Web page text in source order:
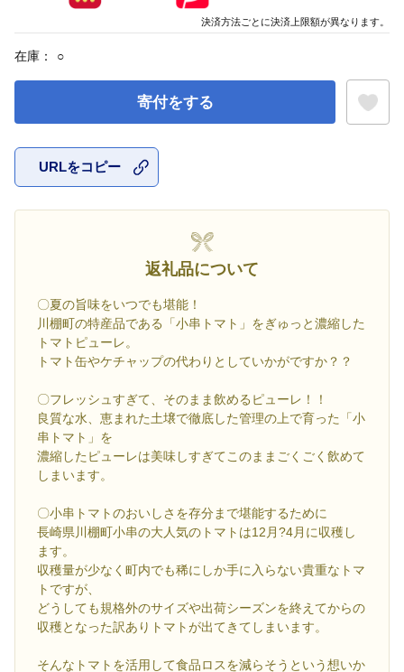
在庫： ○
寄付をする
URLをコピー
返礼品について
〇夏の旨味をいつでも堪能！
川棚町の特産品である「小串トマト」をぎゅっと濃縮した
トマトピューレ。
トマト缶やケチャップの代わりとしていかがですか？？
〇フレッシュすぎて、そのまま飲めるピューレ！！
良質な水、恵まれた土壌で徹底した管理の上で育った「小
串トマト」を
濃縮したピューレは美味しすぎてこのままごくごく飲めて
しまいます。
〇小串トマトのおいしさを存分まで堪能するために
長崎県川棚町小串の大人気のトマトは12月?4月に収穫し
ます。
収穫量が少なく町内でも稀にしか手に入らない貴重なトマ
トですが、
どうしても規格外のサイズや出荷シーズンを終えてからの
収穫となった訳ありトマトが出てきてしまいます。
そんなトマトを活用して食品ロスを減らそうという想いか
決済方法ごとに決済上限額が異なります。